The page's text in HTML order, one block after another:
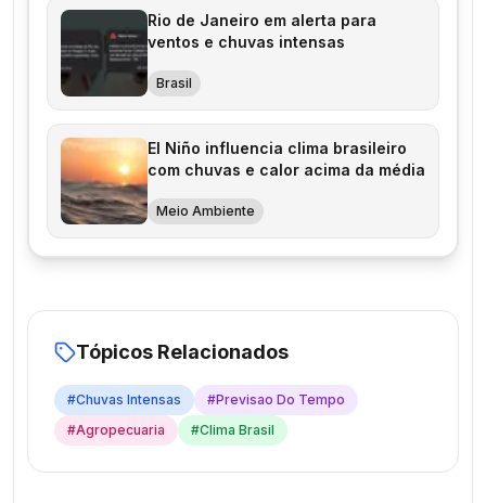
Rio de Janeiro em alerta para
ventos e chuvas intensas
Brasil
El Niño influencia clima brasileiro
com chuvas e calor acima da média
Meio Ambiente
Tópicos Relacionados
#Chuvas Intensas #Previsao Do Tempo
#Agropecuaria #Clima Brasil